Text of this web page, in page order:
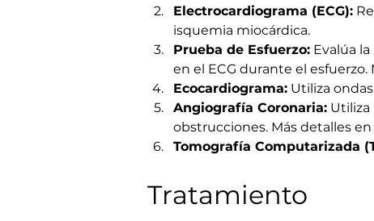
Electrocardiograma (ECG):
isquemia miocárdica.
Prueba de Esfuerzo: Evalúa
en el ECG durante el
Ecocardiograma: Utiliza
Angiografía Coronaria: Utiliza
obstrucciones. Más detalles en
Tomografía Computarizada
Tratamiento